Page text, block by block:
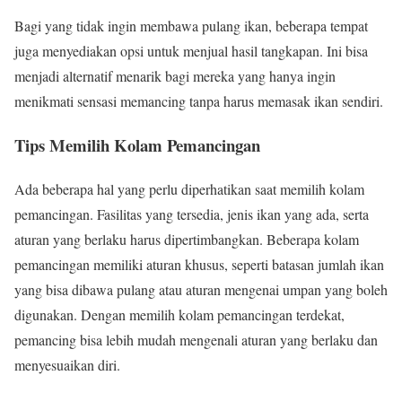
Bagi yang tidak ingin membawa pulang ikan, beberapa tempat
juga menyediakan opsi untuk menjual hasil tangkapan. Ini bisa
menjadi alternatif menarik bagi mereka yang hanya ingin
menikmati sensasi memancing tanpa harus memasak ikan sendiri.
Tips Memilih Kolam Pemancingan
Ada beberapa hal yang perlu diperhatikan saat memilih kolam
pemancingan. Fasilitas yang tersedia, jenis ikan yang ada, serta
aturan yang berlaku harus dipertimbangkan. Beberapa kolam
pemancingan memiliki aturan khusus, seperti batasan jumlah ikan
yang bisa dibawa pulang atau aturan mengenai umpan yang boleh
digunakan. Dengan memilih kolam pemancingan terdekat,
pemancing bisa lebih mudah mengenali aturan yang berlaku dan
menyesuaikan diri.